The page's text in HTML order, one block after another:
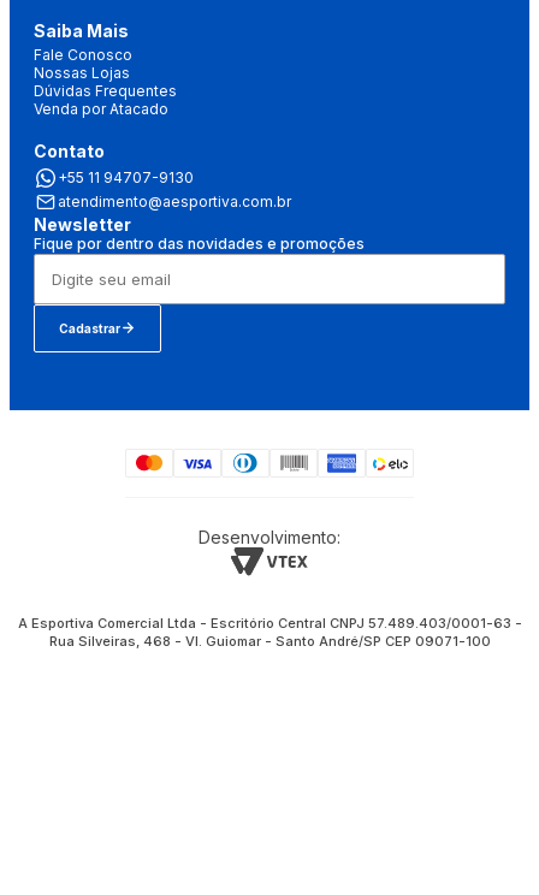
Saiba Mais
Fale Conosco
Nossas Lojas
Dúvidas Frequentes
Venda por Atacado
Contato
+55 11 94707-9130
atendimento@aesportiva.com.br
Newsletter
Fique por dentro das novidades e promoções
Cadastrar
Desenvolvimento:
A Esportiva Comercial Ltda - Escritório Central CNPJ 57.489.403/0001-63 -
Rua Silveiras, 468 - Vl. Guiomar - Santo André/SP CEP 09071-100